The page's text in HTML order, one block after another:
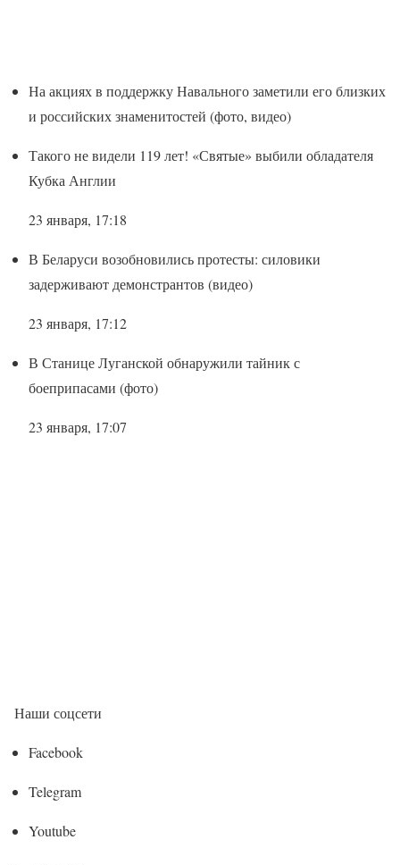
На акциях в поддержку Навального заметили его близких
и российских знаменитостей (фото, видео)
Такого не видели 119 лет! «Святые» выбили обладателя
Кубка Англии
23 января, 17:18
В Беларуси возобновились протесты: силовики
задерживают демонстрантов (видео)
23 января, 17:12
В Станице Луганской обнаружили тайник с
боеприпасами (фото)
23 января, 17:07
Наши соцсети
Facebook
Telegram
Youtube